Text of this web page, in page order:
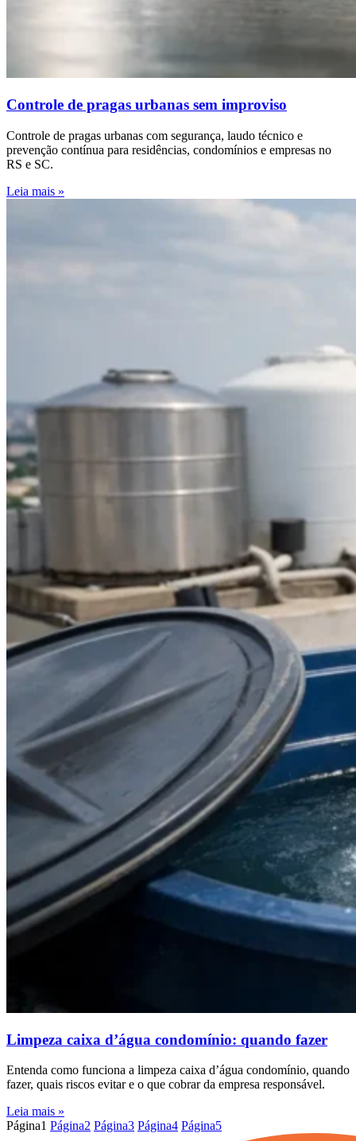
Controle de pragas urbanas sem improviso
Controle de pragas urbanas com segurança, laudo técnico e
prevenção contínua para residências, condomínios e empresas no
RS e SC.
Leia mais »
Limpeza caixa d’água condomínio: quando fazer
Entenda como funciona a limpeza caixa d’água condomínio, quando
fazer, quais riscos evitar e o que cobrar da empresa responsável.
Leia mais »
Página1 Página2 Página3 Página4 Página5